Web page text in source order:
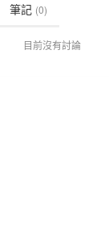
筆記 (0)
目前沒有討論